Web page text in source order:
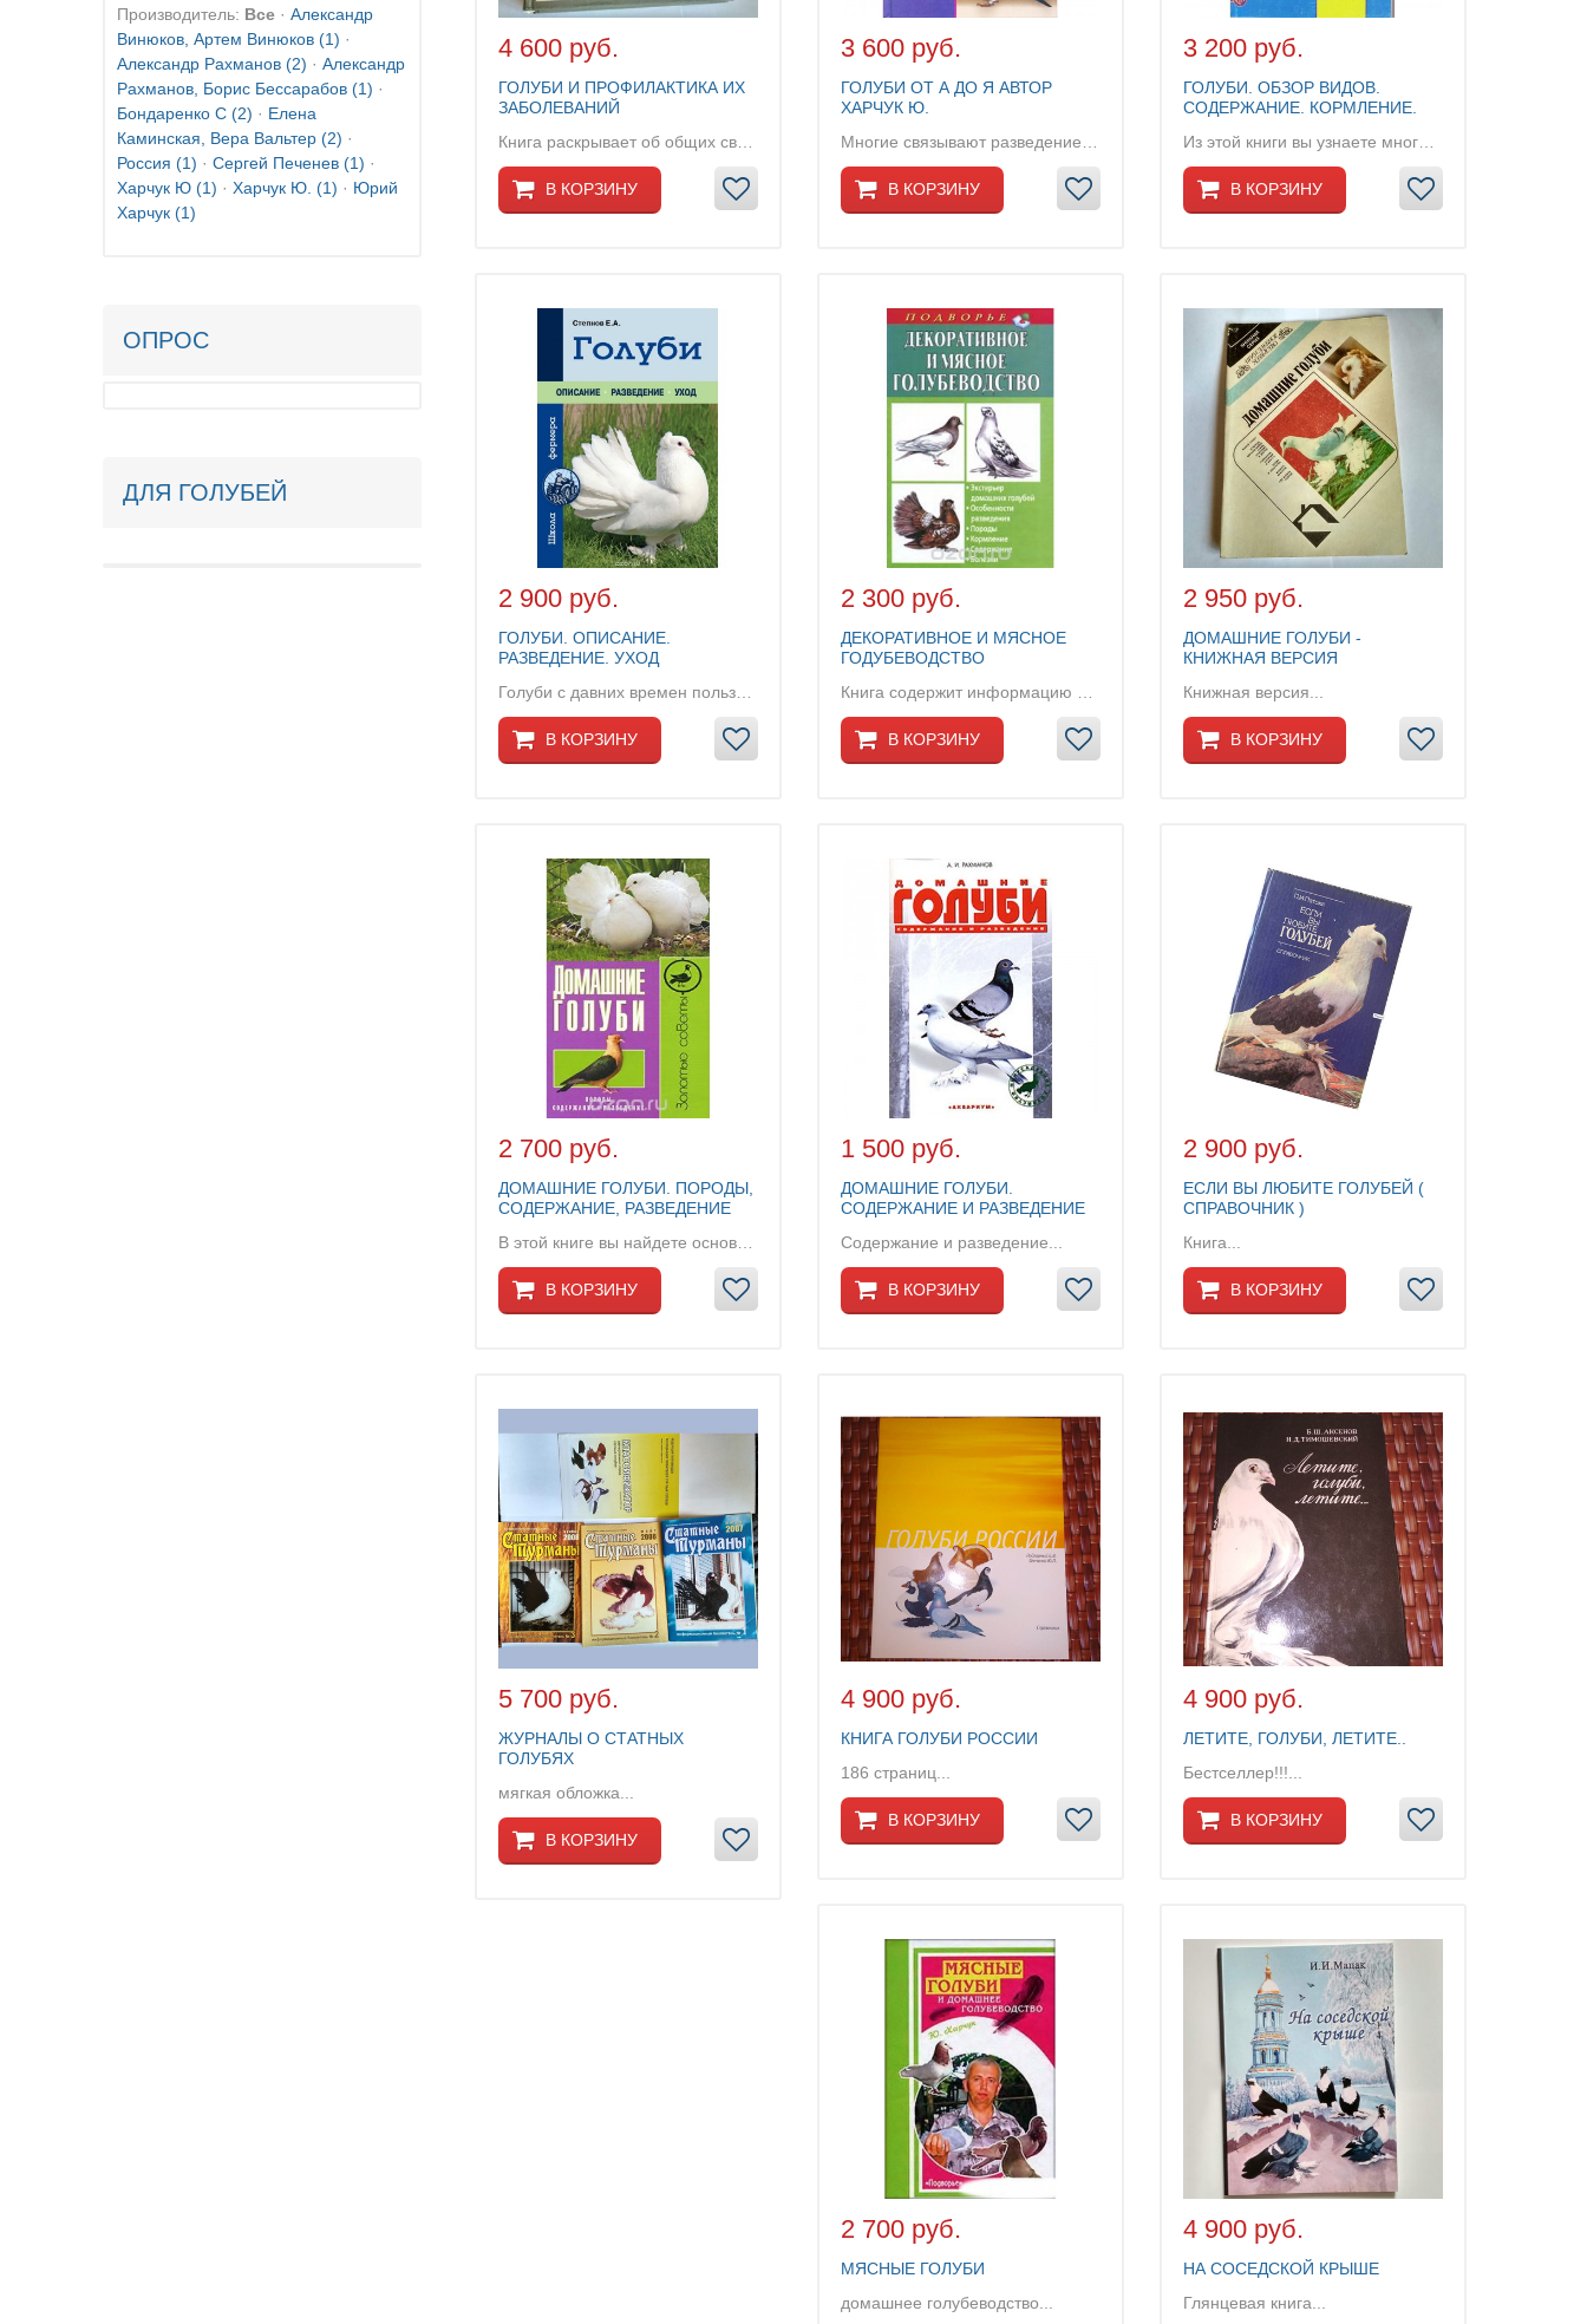
4 600 руб.
ГОЛУБИ И ПРОФИЛАКТИКА ИХ
ЗАБОЛЕВАНИЙ
В КОРЗИНУ
3 600 руб.
ГОЛУБИ ОТ А ДО Я АВТОР
ХАРЧУК Ю.
В КОРЗИНУ
3 200 руб.
ГОЛУБИ. ОБЗОР ВИДОВ.
СОДЕРЖАНИЕ. КОРМЛЕНИЕ.
Из этой книги вы узнаете много интересного о жиз...
В КОРЗИНУ
2 900 руб.
ГОЛУБИ. ОПИСАНИЕ.
РАЗВЕДЕНИЕ. УХОД
В КОРЗИНУ
2 300 руб.
ДЕКОРАТИВНОЕ И МЯСНОЕ
ГОДУБЕВОДСТВО
В КОРЗИНУ
2 950 руб.
ДОМАШНИЕ ГОЛУБИ -
КНИЖНАЯ ВЕРСИЯ
Книжная версия...
В КОРЗИНУ
2 700 руб.
ДОМАШНИЕ ГОЛУБИ. ПОРОДЫ,
СОДЕРЖАНИЕ, РАЗВЕДЕНИЕ
В КОРЗИНУ
1 500 руб.
ДОМАШНИЕ ГОЛУБИ.
СОДЕРЖАНИЕ И РАЗВЕДЕНИЕ
Содержание и разведение...
В КОРЗИНУ
2 900 руб.
ЕСЛИ ВЫ ЛЮБИТЕ ГОЛУБЕЙ (
СПРАВОЧНИК )
Книга...
В КОРЗИНУ
5 700 руб.
ЖУРНАЛЫ О СТАТНЫХ
ГОЛУБЯХ
мягкая обложка...
В КОРЗИНУ
4 900 руб.
КНИГА ГОЛУБИ РОССИИ
186 страниц...
В КОРЗИНУ
4 900 руб.
ЛЕТИТЕ, ГОЛУБИ, ЛЕТИТЕ..
Бестселлер!!!...
В КОРЗИНУ
2 700 руб.
МЯСНЫЕ ГОЛУБИ
домашнее голубеводство...
4 900 руб.
НА СОСЕДСКОЙ КРЫШЕ
Глянцевая книга...
Производитель: Все · Александр
Винюков, Артем Винюков (1) ·
Александр Рахманов (2) · Александр
Рахманов, Борис Бессарабов (1) ·
Бондаренко С (2) · Елена
Каминская, Вера Вальтер (2) ·
Россия (1) · Сергей Печенев (1) ·
Харчук Ю (1) · Харчук Ю. (1) · Юрий
Харчук (1)
ОПРОС
ДЛЯ ГОЛУБЕЙ